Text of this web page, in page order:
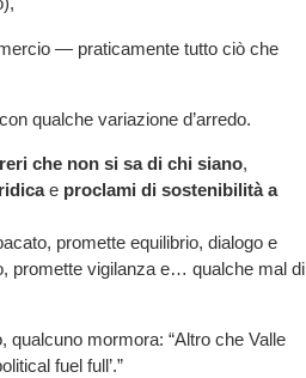
— praticamente tutto ciò che
qualche variazione d’arredo.
che non si sa di chi siano,
e proclami di sostenibilità a
promette equilibrio, dialogo e
promette vigilanza e… qualche mal di
qualcuno mormora: “Altro che Valle
fuel full’.”